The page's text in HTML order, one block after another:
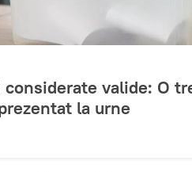
valide: O
la urne